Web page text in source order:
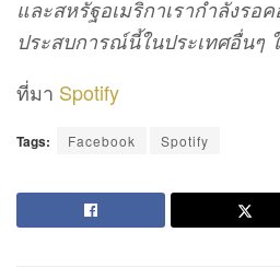
และสหรัฐอเมริกาเรากำลังรอ
ประสบการณ์นี้ในประเทศอื่นๆ
ที่มา Spotify
Tags: Facebook Spotify